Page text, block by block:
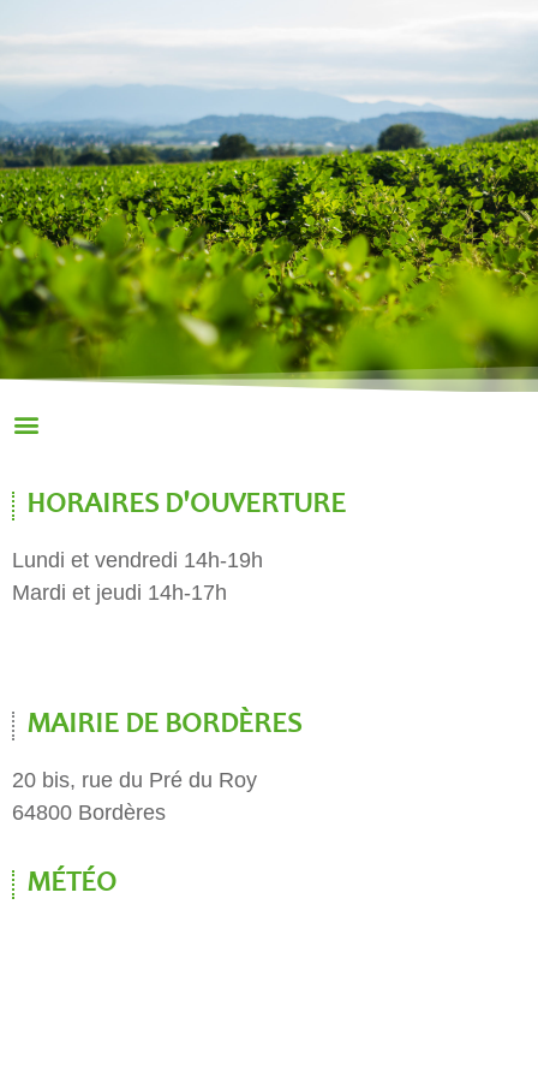
HORAIRES D'OUVERTURE
Lundi et vendredi 14h-19h
Mardi et jeudi 14h-17h
MAIRIE DE BORDÈRES
20 bis, rue du Pré du Roy
64800 Bordères
MÉTÉO